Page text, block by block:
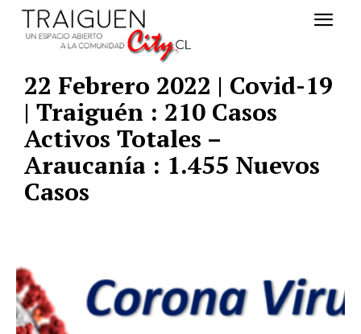
22 Febrero 2022 | Covid-19
| Traiguén : 210 Casos
Activos Totales –
Araucanía : 1.455 Nuevos
Casos